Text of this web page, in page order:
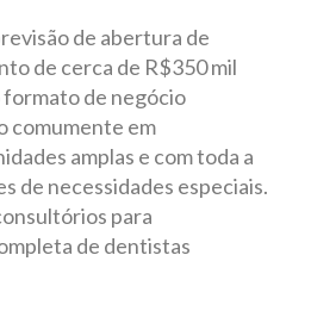
de abertura de
de cerca de R$350 mil
formato de negócio
comumente em
amplas e com toda a
de necessidades especiais.
para
de dentistas